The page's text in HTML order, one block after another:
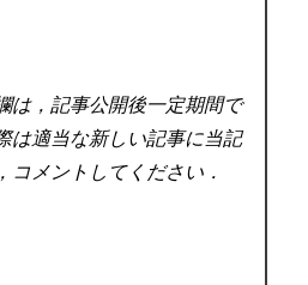
は，記事公開後一定期間で
は適当な新しい記事に当記
コメントしてください．